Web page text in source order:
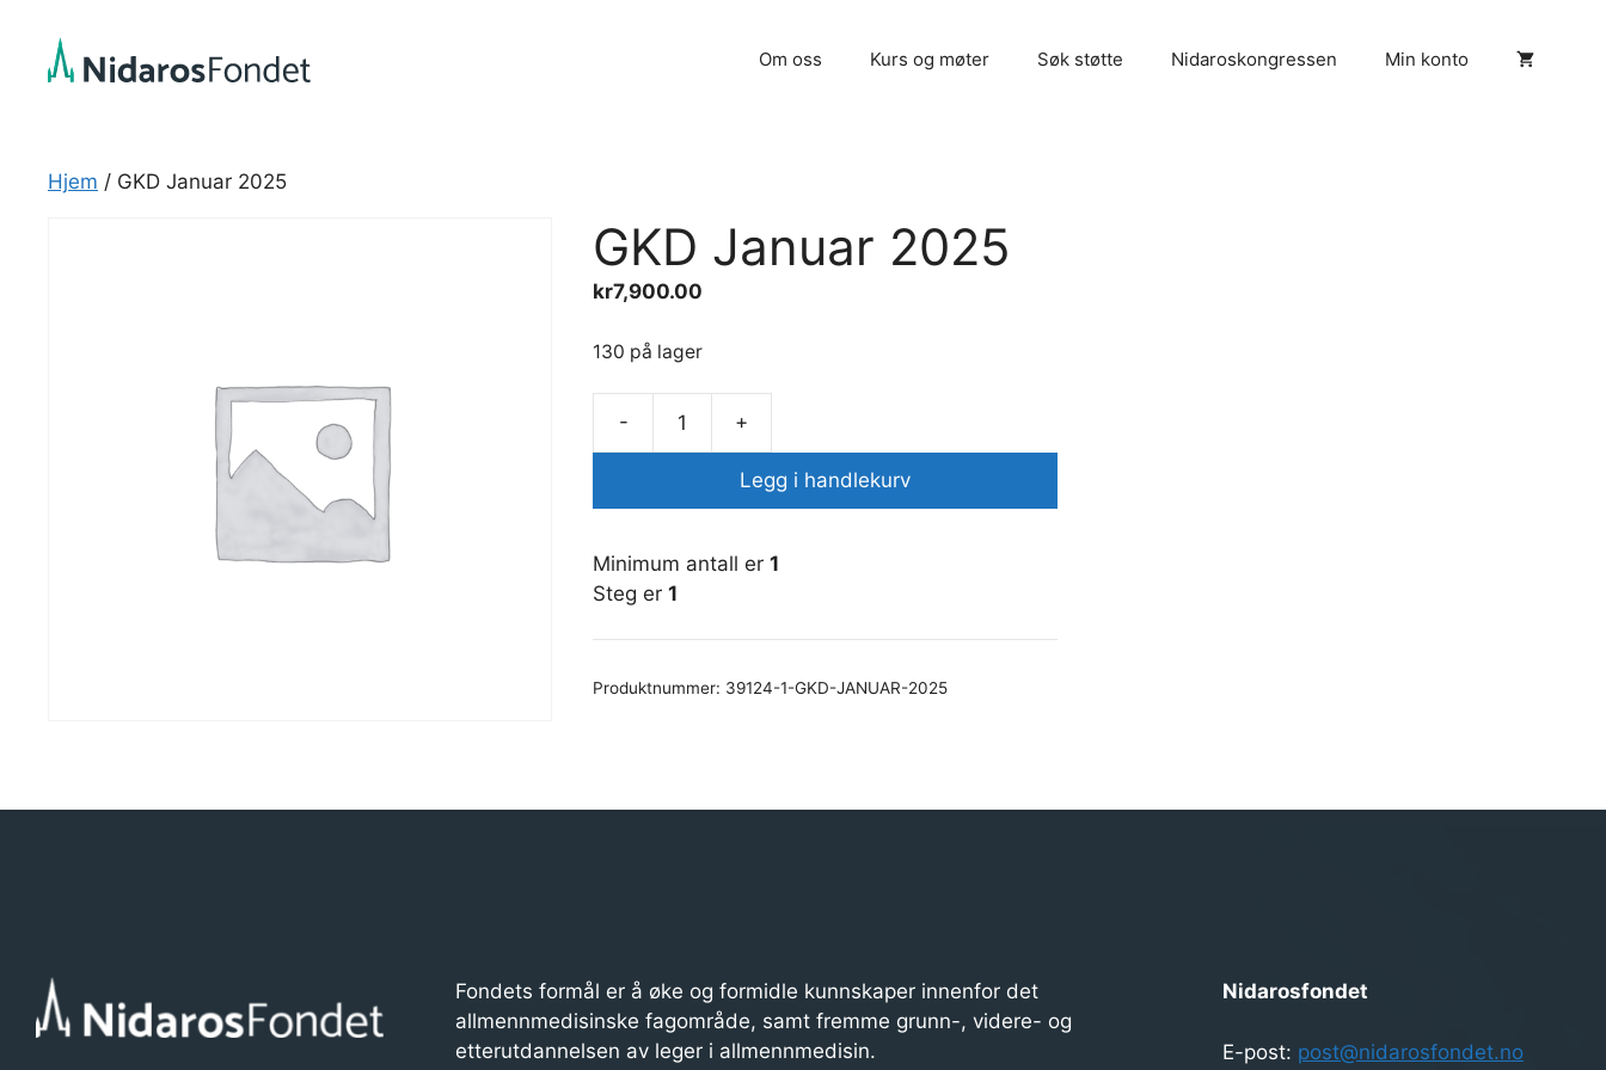
innhold
Om oss Kurs og møter Søk støtte Nidaroskongressen Min konto
Hjem / GKD Januar 2025
GKD Januar 2025
kr7,900.00
130 på lager
- +
Legg i handlekurv
Minimum antall er1
Steg er1
Produktnummer: 39124-1-GKD-JANUAR-2025
Fondets formål er å øke og formidle kunnskaper innenfor det
allmennmedisinske fagområde, samt fremme grunn-, videre- og
etterutdannelsen av leger i allmennmedisin.
Nidarosfondet
E-post: post@nidarosfondet.no